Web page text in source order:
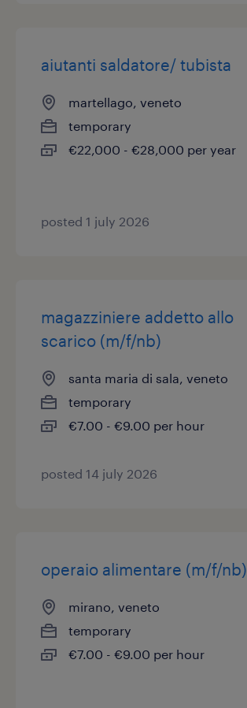
aiutanti saldatore/ tubista
martellago, veneto
temporary
€22,000 - €28,000 per year
posted 1 july 2026
magazziniere addetto allo
scarico (m/f/nb)
santa maria di sala, veneto
temporary
€7.00 - €9.00 per hour
posted 14 july 2026
operaio alimentare (m/f/nb)
mirano, veneto
temporary
€7.00 - €9.00 per hour